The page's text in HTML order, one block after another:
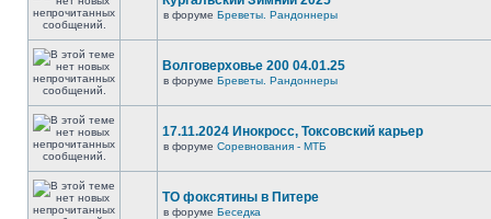
в форуме Бреветы. Рандоннеры
Волговерховье 200 04.01.25
в форуме Бреветы. Рандоннеры
17.11.2024 Инокросс, Токсовский карьер
в форуме Соревнования - МТБ
ТО фоксятины в Питере
в форуме Беседка